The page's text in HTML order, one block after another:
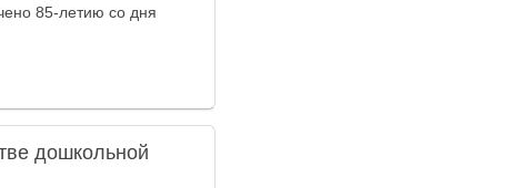
85-летию со дня
дошкольной